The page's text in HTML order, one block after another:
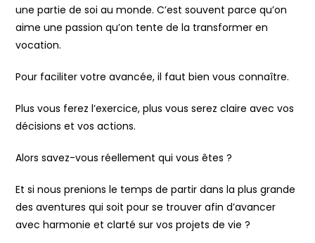
une partie de soi au monde. C’est souvent parce qu’on
aime une passion qu’on tente de la transformer en
vocation.
Pour faciliter votre avancée, il faut bien vous connaître.
Plus vous ferez l’exercice, plus vous serez claire avec vos
décisions et vos actions.
Alors savez-vous réellement qui vous êtes ?
Et si nous prenions le temps de partir dans la plus grande
des aventures qui soit pour se trouver afin d’avancer
avec harmonie et clarté sur vos projets de vie ?